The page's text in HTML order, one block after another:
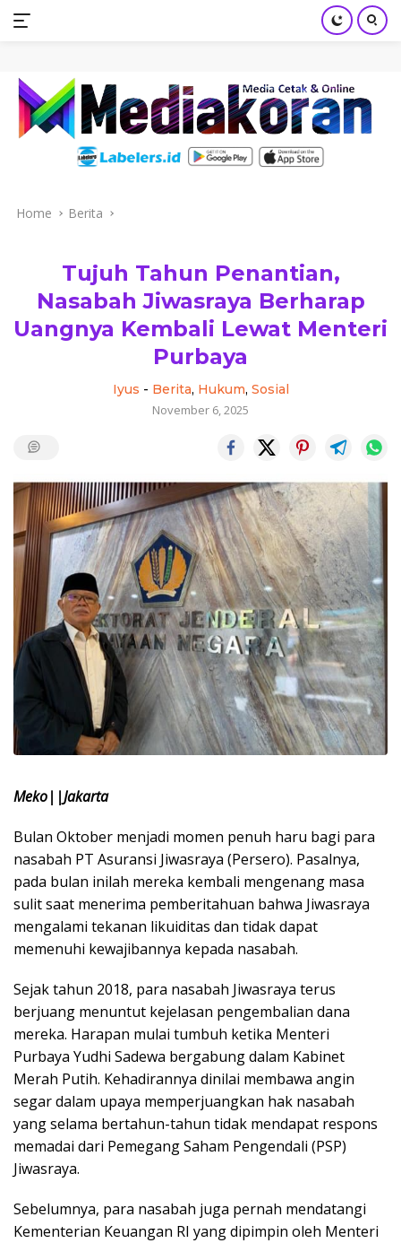
Skip
content
Home Berita
Tujuh Tahun Penantian,
Nasabah Jiwasraya Berharap
Uangnya Kembali Lewat Menteri
Purbaya
Iyus - Berita, Hukum, Sosial
November 6, 2025
Meko||Jakarta
Bulan Oktober menjadi momen penuh haru bagi para
nasabah PT Asuransi Jiwasraya (Persero). Pasalnya,
pada bulan inilah mereka kembali mengenang masa
sulit saat menerima pemberitahuan bahwa Jiwasraya
mengalami tekanan likuiditas dan tidak dapat
memenuhi kewajibannya kepada nasabah.
Sejak tahun 2018, para nasabah Jiwasraya terus
berjuang menuntut kejelasan pengembalian dana
mereka. Harapan mulai tumbuh ketika Menteri
Purbaya Yudhi Sadewa bergabung dalam Kabinet
Merah Putih. Kehadirannya dinilai membawa angin
segar dalam upaya memperjuangkan hak nasabah
yang selama bertahun-tahun tidak mendapat respons
memadai dari Pemegang Saham Pengendali (PSP)
Jiwasraya.
Sebelumnya, para nasabah juga pernah mendatangi
Kementerian Keuangan RI yang dipimpin oleh Menteri